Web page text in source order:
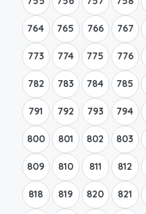
764 765 766 767
773 774 775 776
782 783 784 785
791 792 793 794
800 801 802 803
809 810 811 812
818 819 820 821